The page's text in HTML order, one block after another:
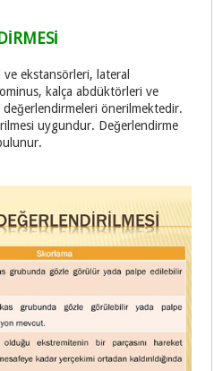
ekstansörleri, lateral
kalça abdüktörleri ve
değerlendirmeleri önerilmektedir.
uygundur. Değerlendirme